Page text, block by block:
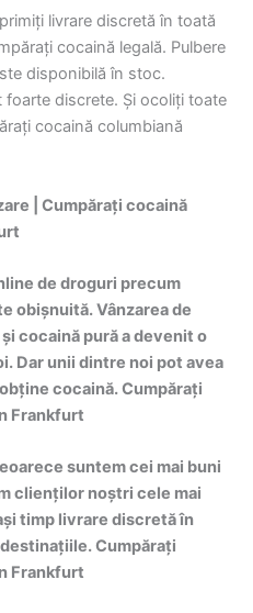
livrare discretă în toată
cocaină legală. Pulbere
disponibilă în stoc.
discrete. Și ocoliți toate
cocaină columbiană
| Cumpărați cocaină
de droguri precum
obișnuită. Vânzarea de
cocaină pură a devenit o
Dar unii dintre noi pot avea
cocaină. Cumpărați
Frankfurt
suntem cei mai buni
clienților noștri cele mai
timp livrare discretă în
Cumpărați
Frankfurt